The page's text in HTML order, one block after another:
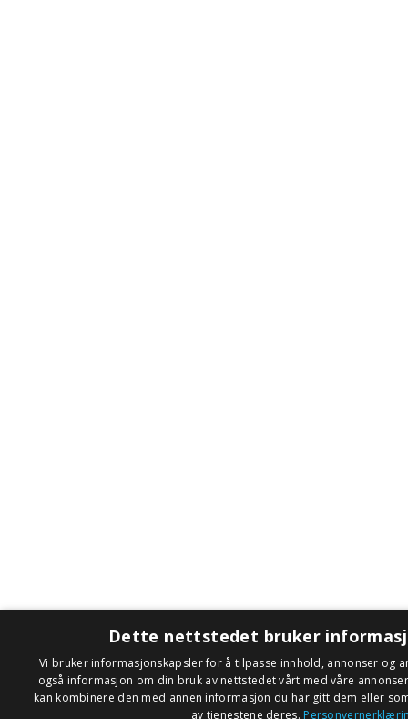
Dette nettstedet bruker
Vi bruker informasjonskapsler for å tilpasse innhold, annonser og
også informasjon om din bruk av nettstedet vårt med våre
kan kombinere den med annen informasjon du har gitt dem eller
av tjenestene deres.